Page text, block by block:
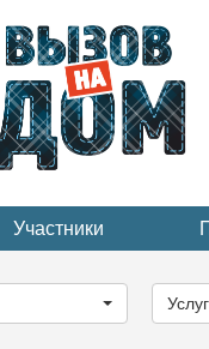
Участники